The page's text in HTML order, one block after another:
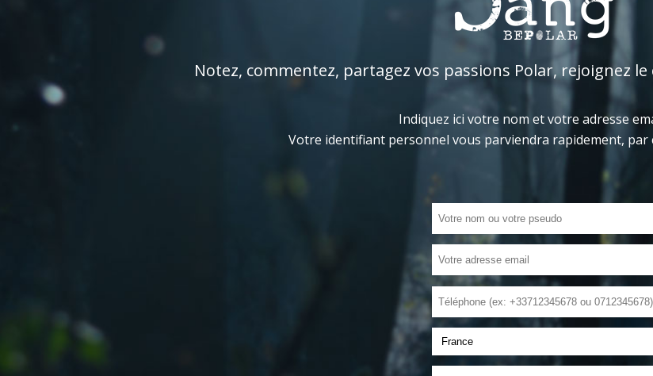
Notez, commentez, partagez vos passions Polar, rejoignez
Indiquez ici votre nom et votre adresse
Votre identifiant personnel vous parviendra rapidement,